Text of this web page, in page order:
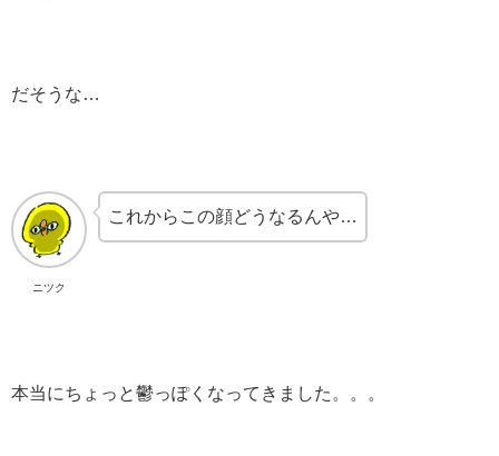
だそうな…
ニツク
これからこの顔どうなるんや…
本当にちょっと鬱っぽくなってきました。。。